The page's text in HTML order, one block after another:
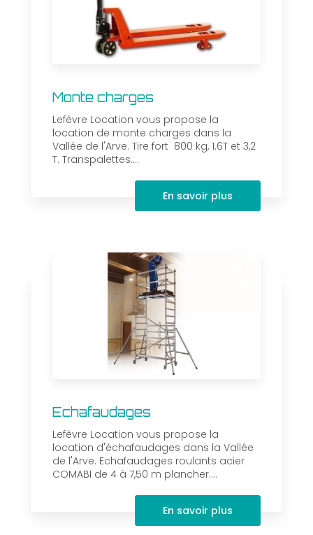
Monte charges
Lefèvre Location vous propose la
location de monte charges dans la
Vallée de l'Arve. Tire fort 800 kg, 1.6T et 3,2
T. Transpalettes....
En savoir plus
Echafaudages
Lefèvre Location vous propose la
location d'échafaudages dans la Vallée
de l'Arve. Echafaudages roulants acier
COMABI de 4 à 7,50 m plancher....
En savoir plus